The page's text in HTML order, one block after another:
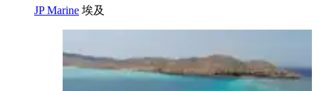
JP Marine 埃及